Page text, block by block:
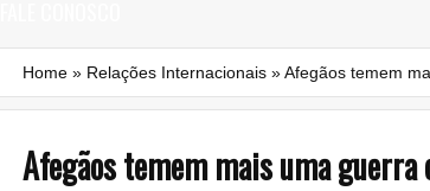
Home » Relações Internacionais »Afegãos temem
Afegãos temem mais uma